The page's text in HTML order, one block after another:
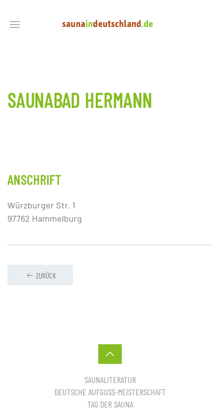
SAUNABAD HERMANN
ANSCHRIFT
Würzburger Str. 1
97762 Hammelburg
ZURÜCK
SAUNALITERATUR
DEUTSCHE AUFGUSS-MEISTERSCHAFT
TAG DER SAUNA